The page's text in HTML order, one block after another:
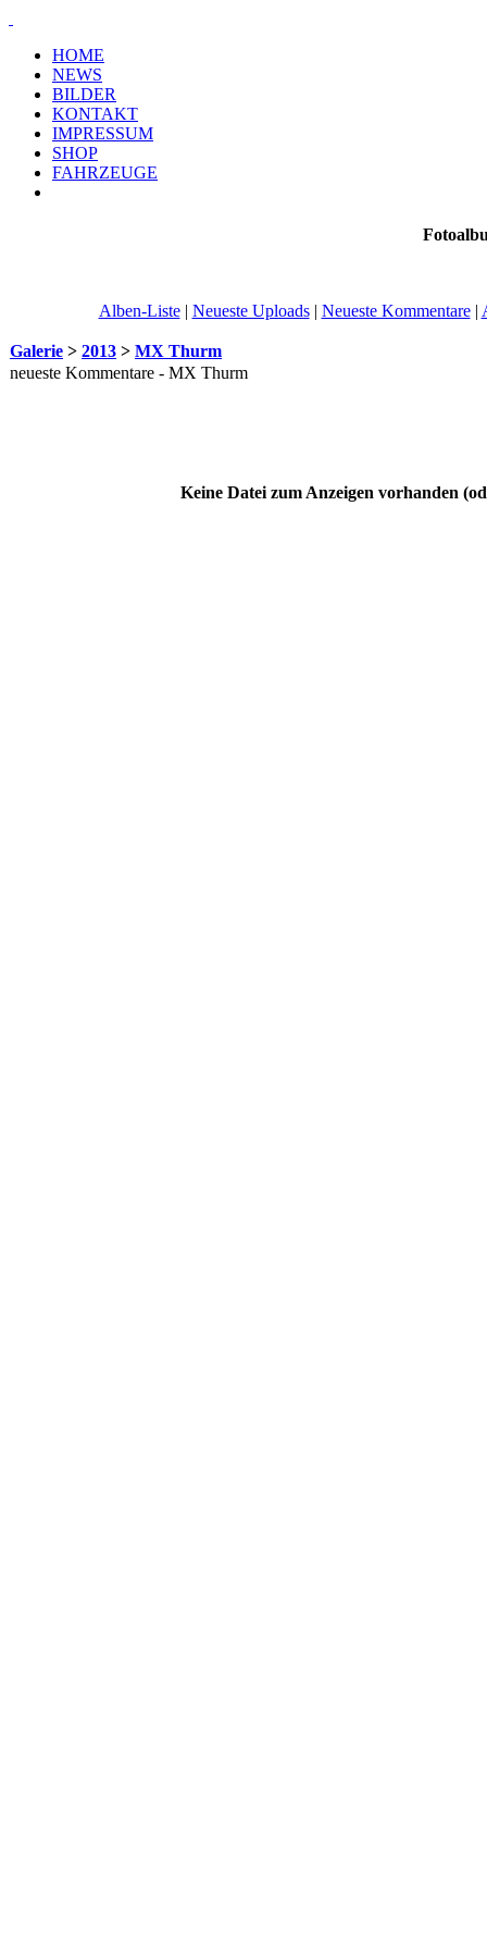
HOME
NEWS
BILDER
KONTAKT
IMPRESSUM
SHOP
FAHRZEUGE
Alben-Liste| Neueste Uploads| Neueste Kommentare|
Galerie > 2013 > MX Thurm
neueste Kommentare - MX Thurm
Keine Datei zum Anzeigen vorhanden